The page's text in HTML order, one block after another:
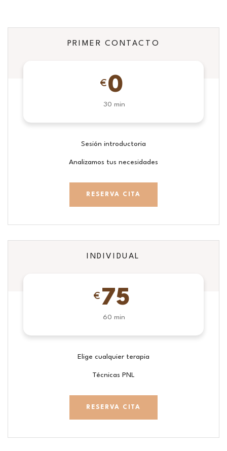
PRIMER CONTACTO
€ 0
30 min
Sesión introductoria
Analizamos tus necesidades
RESERVA CITA
INDIVIDUAL
€ 75
60 min
Elige cualquier terapia
Técnicas PNL
RESERVA CITA